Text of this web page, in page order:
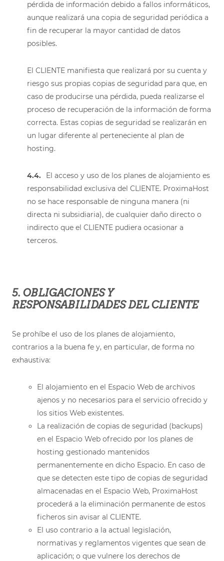
pérdida de información debido a fallos informáticos,
aunque realizará una copia de seguridad periódica a
fin de recuperar la mayor cantidad de datos
posibles.
El CLIENTE manifiesta que realizará por su cuenta y
riesgo sus propias copias de seguridad para que, en
caso de producirse una pérdida, pueda realizarse el
proceso de recuperación de la información de forma
correcta. Estas copias de seguridad se realizarán en
un lugar diferente al perteneciente al plan de
hosting.
4.4.
El acceso y uso de los planes de alojamiento es
responsabilidad exclusiva del CLIENTE. ProximaHost
no se hace responsable de ninguna manera (ni
directa ni subsidiaria), de cualquier daño directo o
indirecto que el CLIENTE pudiera ocasionar a
terceros.
5. OBLIGACIONES Y
RESPONSABILIDADES DEL CLIENTE
Se prohíbe el uso de los planes de alojamiento,
contrarios a la buena fe y, en particular, de forma no
exhaustiva:
El alojamiento en el Espacio Web de archivos
ajenos y no necesarios para el servicio ofrecido y
los sitios Web existentes.
La realización de copias de seguridad (backups)
en el Espacio Web ofrecido por los planes de
hosting gestionado mantenidos
permanentemente en dicho Espacio. En caso de
que se detecten este tipo de copias de seguridad
almacenadas en el Espacio Web, ProximaHost
procederá a la eliminación permanente de estos
ficheros sin avisar al CLIENTE.
El uso contrario a la actual legislación,
normativas y reglamentos vigentes que sean de
aplicación; o que vulnere los derechos de